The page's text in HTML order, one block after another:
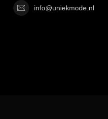
info@uniekmode.nl